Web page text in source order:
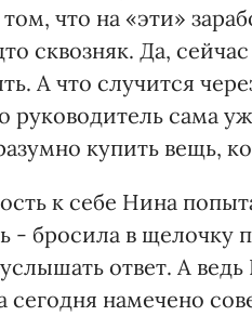
что на «эти»
сквозняк. Да,
А что случится
руководитель сама
купить вещь,
к себе Нина
- бросила в щелочку
ответ. А
сегодня намечено